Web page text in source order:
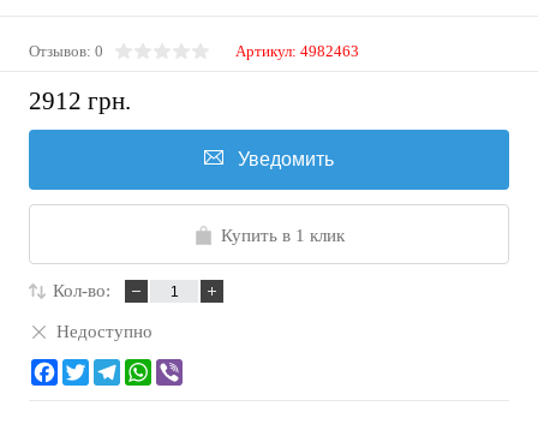
Отзывов: 0 Артикул: 4982463
2912 грн.
Уведомить
Купить в 1 клик
Кол-во:
Недоступно